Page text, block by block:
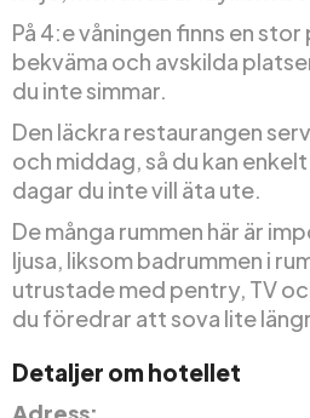
På 4:e våningen finns en
bekväma och avskilda
du inte simmar.
Den läckra restaurangen
och middag, så du kan
dagar du inte vill äta ute.
De många rummen här är
ljusa, liksom badrummen i
utrustade med pentry, TV
du föredrar att sova lite
Detaljer om hotellet